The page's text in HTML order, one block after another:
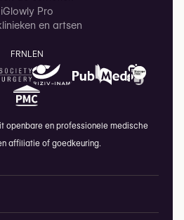
iGlowly Pro
en artsen
FRNLEN
openbare en professionele medische
affiliatie of goedkeuring.